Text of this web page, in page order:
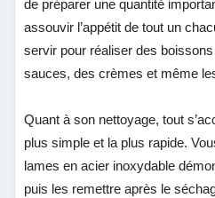
de préparer une quantité
assouvir l’appétit de tout un
servir pour réaliser des
sauces, des crèmes et même
Quant à son nettoyage, tout
plus simple et la plus rapide.
lames en acier inoxydable
puis les remettre après le